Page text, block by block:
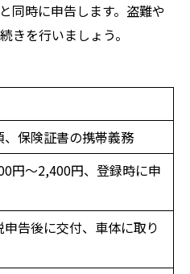
同時に申告します。盗難や
きを行いましょう。
、保険証書の携帯義務
円～2,400円、登録時に申
告後に交付、車体に取り